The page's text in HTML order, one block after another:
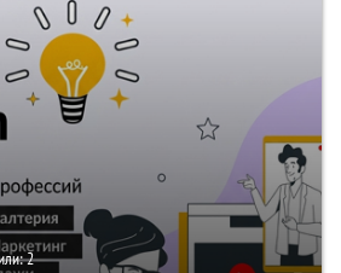
2